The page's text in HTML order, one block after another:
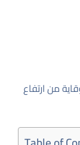
من ارتفاع